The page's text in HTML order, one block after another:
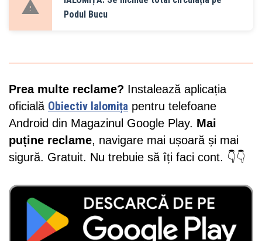
Podul Bucu
Prea multe reclame? Instalează aplicația
oficială Obiectiv Ialomița pentru telefoane
Android din Magazinul Google Play. Mai
puține reclame, navigare mai ușoară și mai
sigură. Gratuit. Nu trebuie să îți faci cont. 👇👇